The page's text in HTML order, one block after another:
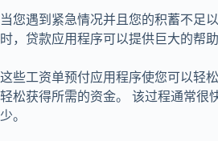
当您遇到紧急情况并且您的积蓄不足
时，贷款应用程序可以提供巨大的帮助
这些工资单预付应用程序使您可以轻
轻松获得所需的资金。 该过程通常很
少。